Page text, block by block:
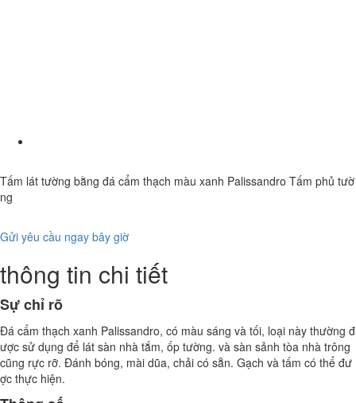
Tấm lát tường bằng đá cẩm thạch màu xanh Palissandro Tấm phủ tườ
ng
Gửi yêu cầu ngay bây giờ
thông tin chi tiết
Sự chỉ rõ
Đá cẩm thạch xanh Palissandro, có màu sáng và tối, loại này thường đ
ược sử dụng để lát sàn nhà tắm, ốp tường. và sàn sảnh tòa nhà trông
cũng rực rỡ. Đánh bóng, mài dũa, chải có sẵn. Gạch và tấm có thể đư
ợc thực hiện.